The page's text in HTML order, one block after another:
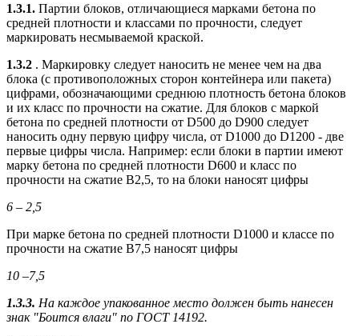
1.3.1. Партии блоков, отличающиеся марками бетона по
средней плотности и классами по прочности, следует
маркировать несмываемой краской.
1.3.2 . Маркировку следует наносить не менее чем на два
блока (с противоположных сторон контейнера или пакета)
цифрами, обозначающими среднюю плотность бетона блоков
и их класс по прочности на сжатие. Для блоков с маркой
бетона по средней плотности от D500 до D900 следует
наносить одну первую цифру числа, от D1000 до D1200 - две
первые цифры числа. Например: если блоки в партии имеют
марку бетона по средней плотности D600 и класс по
прочности на сжатие В2,5, то на блоки наносят цифры
6 – 2,5
При марке бетона по средней плотности D1000 и классе по
прочности на сжатие В7,5 наносят цифры
10 –7,5
1.3.3. На каждое упакованное место должен быть нанесен
знак "Боится влаги" по ГОСТ 14192.